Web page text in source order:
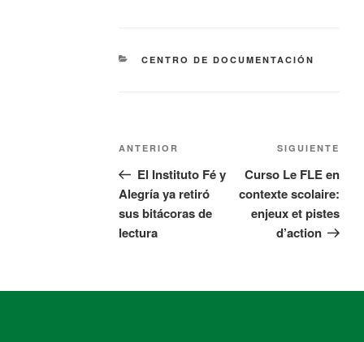
CENTRO DE DOCUMENTACIÓN
ANTERIOR
El Instituto Fé y
Alegría ya retiró
sus bitácoras de
lectura
SIGUIENTE
Curso Le FLE en
contexte scolaire:
enjeux et pistes
d’action